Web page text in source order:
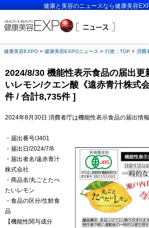
健康と美容のニュースなら健康美容
健康美容EXPO 健康美容EXPOニュース 行政：TOP 消費
2024/8/30 機能性表示食品の届出更
いレモン/クエン酸《遠赤青汁株式
件 / 合計8,735件 ]
2024年8月30日 消費者庁は機能性表示食品の届出情報
・届出番号/J401
・届出日/2024/7/8
・届出者名/遠赤青汁
株式会社
・商品名/丸ごとたべ
たいレモン
・食品の区分/生鮮食
品
【機能性関与成分